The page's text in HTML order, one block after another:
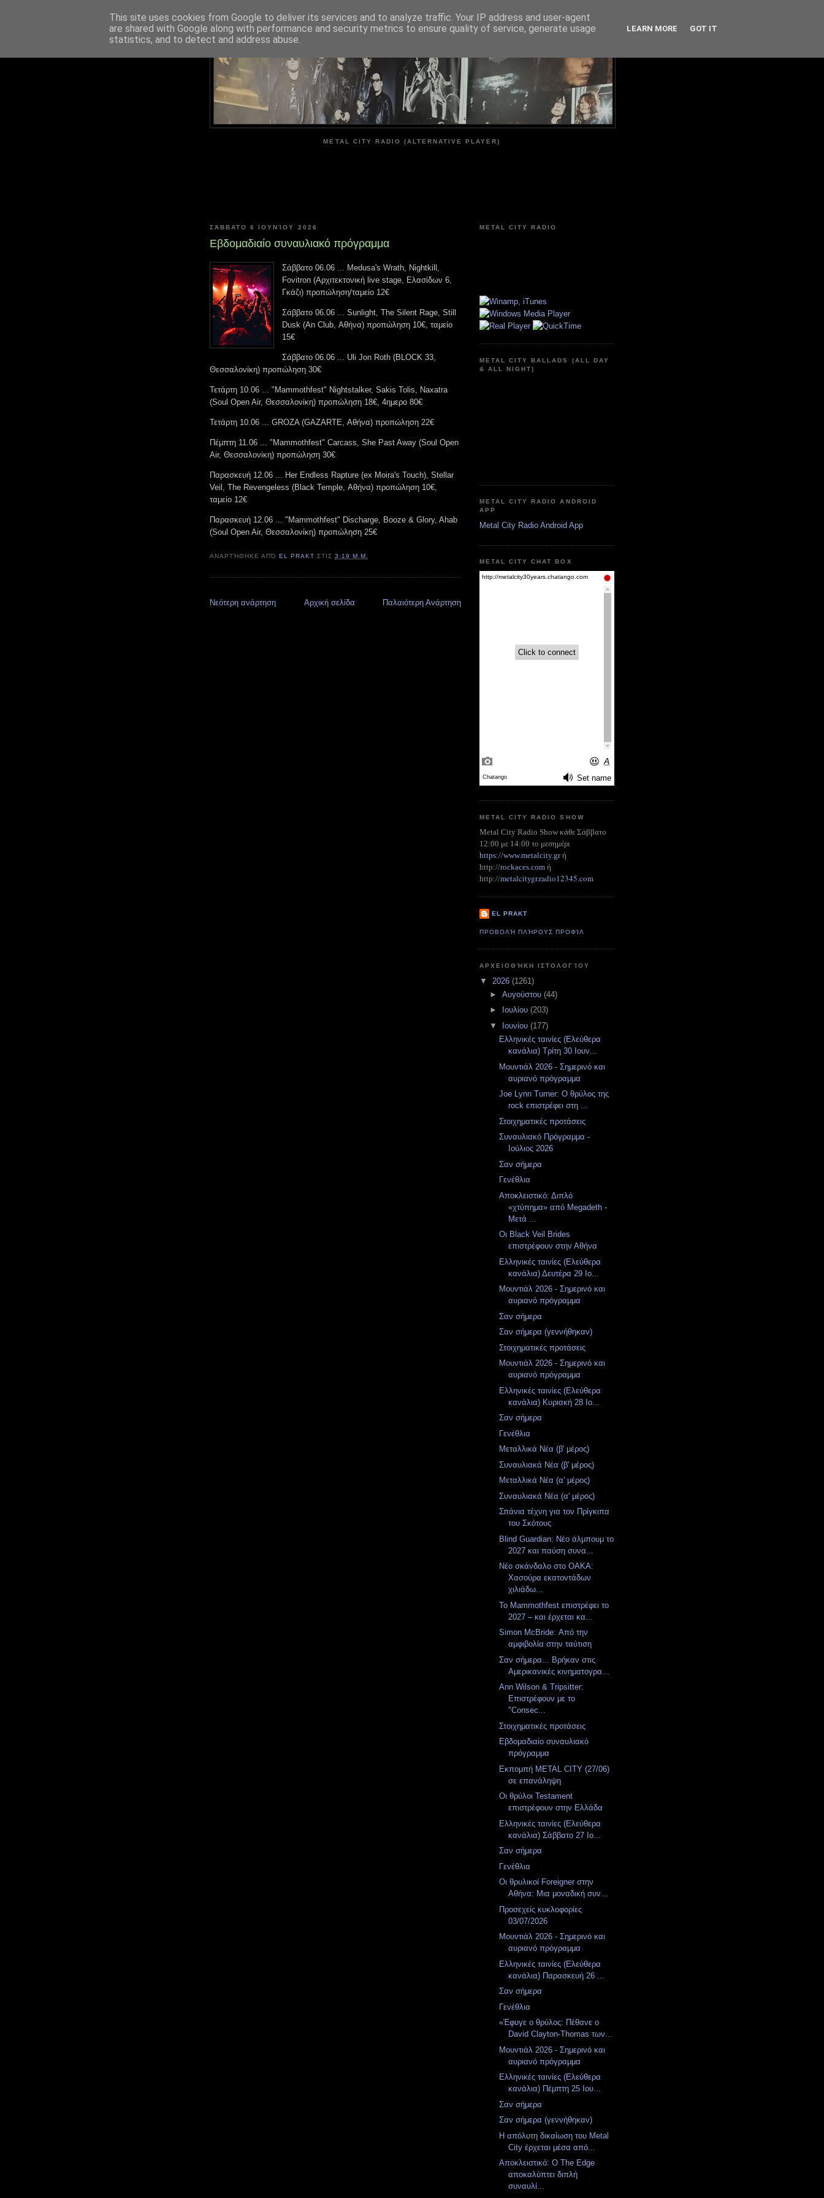
METAL CITY
METAL CITY RADIO (ALTERNATIVE PLAYER)
ΣΆΒΒΑΤΟ 6 ΙΟΥΝΊΟΥ 2026
Εβδομαδιαίο συναυλιακό πρόγραμμα
Σάββατο 06.06 ... Medusa's Wrath, Nightkill,
Fovitron (Αρχιτεκτονική live stage, Ελασίδων 6,
Γκάζι) προπώληση/ταμείο 12€
Σάββατο 06.06 ... Sunlight, The Silent Rage, Still
Dusk (An Club, Αθήνα) προπώληση 10€, ταμείο
15€
Σάββατο 06.06 ... Uli Jon Roth (BLOCK 33,
Θεσσαλονίκη) προπώληση 30€
Τετάρτη 10.06 ... "Mammothfest" Nightstalker, Sakis Tolis, Naxatra
(Soul Open Air, Θεσσαλονίκη) προπώληση 18€, 4ημερο 80€
Τετάρτη 10.06 ... GROZA (GAZARTE, Αθήνα) προπώληση 22€
Πέμπτη 11.06 ... "Mammothfest" Carcass, She Past Away (Soul Open
Air, Θεσσαλονίκη) προπώληση 30€
Παρασκευή 12.06 ... Her Endless Rapture (ex Moira's Touch), Stellar
Veil, The Revengeless (Black Temple, Αθήνα) προπώληση 10€,
ταμείο 12€
Παρασκευή 12.06 ... "Mammothfest" Discharge, Booze & Glory, Ahab
(Soul Open Air, Θεσσαλονίκη) προπώληση 25€
ΑΝΑΡΤΉΘΗΚΕ ΑΠΌEL PRAKT ΣΤΙΣ3:19 Μ.Μ.
Νεότερη ανάρτηση Παλαιότερη Ανάρτηση
Αρχική σελίδα
METAL CITY RADIO
METAL CITY BALLADS (ALL DAY
& ALL NIGHT)
METAL CITY RADIO ANDROID
APP
Metal City Radio Android App
METAL CITY CHAT BOX
METAL CITY RADIO SHOW
Metal City Radio Show κάθε Σάββατο
12:00 με 14:00 το μεσημέρι
https://www.metalcity.grή
http://rockaces.com ή
http://metalcitygr.radio12345.com
EL PRAKT
ΠΡΟΒΟΛΉ ΠΛΉΡΟΥΣ ΠΡΟΦΊΛ
ΑΡΧΕΙΟΘΉΚΗ ΙΣΤΟΛΟΓΊΟΥ
▼ 2026 (1261)
► Αυγούστου (44)
►
Ιουλίου (203)
▼
Ιουνίου (177)
Ελληνικές ταινίες (Ελεύθερα
κανάλια) Τρίτη 30 Ιουν...
Μουντιάλ 2026 - Σημερινό και
αυριανό πρόγραμμα
Joe Lynn Turner: Ο θρύλος της
rock επιστρέφει στη ...
Στοιχηματικές προτάσεις
Συναυλιακό Πρόγραμμα -
Ιούλιος 2026
Σαν σήμερα
Γενέθλια
Αποκλειστικό: Διπλό
«χτύπημα» από Megadeth -
Μετά ...
Οι Black Veil Brides
επιστρέφουν στην Αθήνα
Ελληνικές ταινίες (Ελεύθερα
κανάλια) Δευτέρα 29 Ιο...
Μουντιάλ 2026 - Σημερινό και
αυριανό πρόγραμμα
Σαν σήμερα
Σαν σήμερα (γεννήθηκαν)
Στοιχηματικές προτάσεις
Μουντιάλ 2026 - Σημερινό και
αυριανό πρόγραμμα
Ελληνικές ταινίες (Ελεύθερα
κανάλια) Κυριακή 28 Ιο...
Σαν σήμερα
Γενέθλια
Μεταλλικά Νέα (β' μέρος)
Συναυλιακά Νέα (β' μέρος)
Μεταλλικά Νέα (α' μέρος)
Συναυλιακά Νέα (α' μέρος)
Σπάνια τέχνη για τον Πρίγκιπα
του Σκότους
Blind Guardian: Νέο άλμπουμ το
2027 και παύση συνα...
Νέο σκάνδαλο στο ΟΑΚΑ:
Χασούρα εκατοντάδων
χιλιάδω...
Το Mammothfest επιστρέφει το
2027 – και έρχεται κα...
Simon McBride: Από την
αμφιβολία στην ταύτιση
Σαν σήμερα... Βρήκαν στις
Αμερικανικές κινηματογρα...
Ann Wilson & Tripsitter:
Επιστρέφουν με το
"Consec...
Στοιχηματικές προτάσεις
Εβδομαδιαίο συναυλιακό
πρόγραμμα
Εκπομπή METAL CITY (27/06)
σε επανάληψη
Οι θρύλοι Testament
επιστρέφουν στην Ελλάδα
Ελληνικές ταινίες (Ελεύθερα
κανάλια) Σάββατο 27 Ιο...
Σαν σήμερα
Γενέθλια
Οι θρυλικοί Foreigner στην
Αθήνα: Μια μοναδική συν...
Προσεχείς κυκλοφορίες
03/07/2026
Μουντιάλ 2026 - Σημερινό και
αυριανό πρόγραμμα
Ελληνικές ταινίες (Ελεύθερα
κανάλια) Παρασκευή 26 ...
Σαν σήμερα
Γενέθλια
«Έφυγε ο θρύλος: Πέθανε ο
David Clayton-Thomas των...
Μουντιάλ 2026 - Σημερινό και
αυριανό πρόγραμμα
Ελληνικές ταινίες (Ελεύθερα
κανάλια) Πέμπτη 25 Ιου...
Σαν σήμερα
Σαν σήμερα (γεννήθηκαν)
Η απόλυτη δικαίωση του Metal
City έρχεται μέσα από...
Αποκλειστικό: Ο The Edge
αποκαλύπτει διπλή
συναυλί...
This site uses cookies from Google to deliver its services and to analyze traffic. Your IP address and user-agent
are shared with Google along with performance and security metrics to ensure quality of service, generate usage
statistics, and to detect and address abuse.
LEARN MORE GOT IT